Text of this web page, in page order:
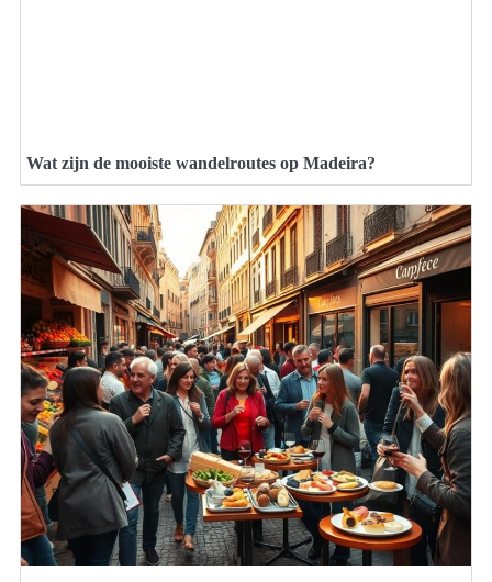
Wat zijn de mooiste wandelroutes op Madeira?